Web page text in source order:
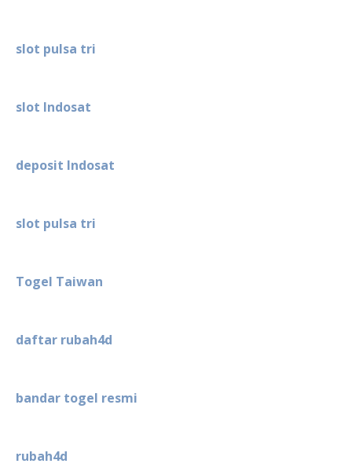
slot pulsa tri
slot Indosat
deposit Indosat
slot pulsa tri
Togel Taiwan
daftar rubah4d
bandar togel resmi
rubah4d